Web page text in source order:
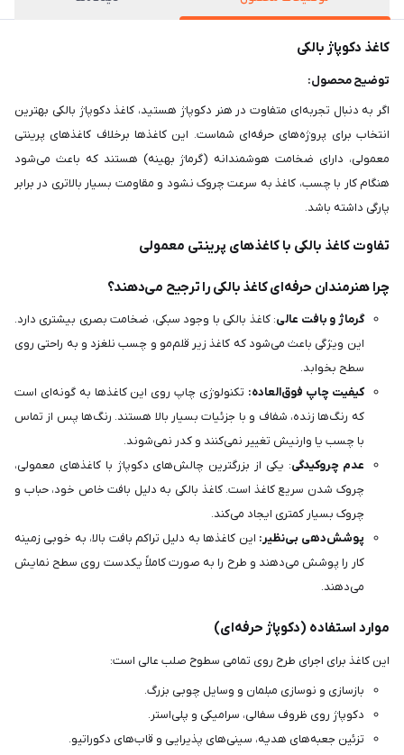
کاغذ دکوپاژ بالکی
توضیح محصول:
اگر به دنبال تجربه‌ای متفاوت در هنر دکوپاژ هستید، کاغذ دکوپاژ بالکی بهترین
انتخاب برای پروژه‌های حرفه‌ای شماست. این کاغذها برخلاف کاغذهای پرینتی
معمولی، دارای ضخامت هوشمندانه (گرماژ بهینه) هستند که باعث می‌شود
هنگام کار با چسب، کاغذ به سرعت چروک نشود و مقاومت بسیار بالاتری در برابر
پارگی داشته باشد.
تفاوت کاغذ بالکی با کاغذهای پرینتی معمولی
چرا هنرمندان حرفه‌ای کاغذ بالکی را ترجیح می‌دهند؟
گرماژ و بافت عالی: کاغذ بالکی با وجود سبکی، ضخامت بصری بیشتری دارد.
این ویژگی باعث می‌شود که کاغذ زیر قلم‌مو و چسب نلغزد و به راحتی روی
سطح بخوابد.
کیفیت چاپ فوق‌العاده: تکنولوژی چاپ روی این کاغذها به گونه‌ای است
که رنگ‌ها زنده، شفاف و با جزئیات بسیار بالا هستند. رنگ‌ها پس از تماس
با چسب یا وارنیش تغییر نمی‌کنند و کدر نمی‌شوند.
عدم چروکیدگی: یکی از بزرگترین چالش‌های دکوپاژ با کاغذهای معمولی،
چروک شدن سریع کاغذ است. کاغذ بالکی به دلیل بافت خاص خود، حباب و
چروک بسیار کمتری ایجاد می‌کند.
پوشش‌دهی بی‌نظیر: این کاغذها به دلیل تراکم بافت بالا، به خوبی زمینه
کار را پوشش می‌دهند و طرح را به صورت کاملاً یکدست روی سطح نمایش
می‌دهند.
موارد استفاده (دکوپاژ حرفه‌ای)
این کاغذ برای اجرای طرح روی تمامی سطوح صلب عالی است:
بازسازی و نوسازی مبلمان و وسایل چوبی بزرگ.
دکوپاژ روی ظروف سفالی، سرامیکی و پلی‌استر.
تزئین جعبه‌های هدیه، سینی‌های پذیرایی و قاب‌های دکوراتیو.